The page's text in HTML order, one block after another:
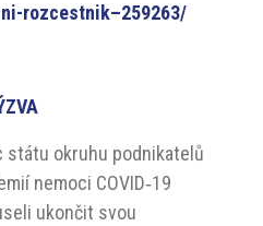
rozcestnik–259263/
státu okruhu podnikatelů
nemoci COVID‑19
ukončit svou